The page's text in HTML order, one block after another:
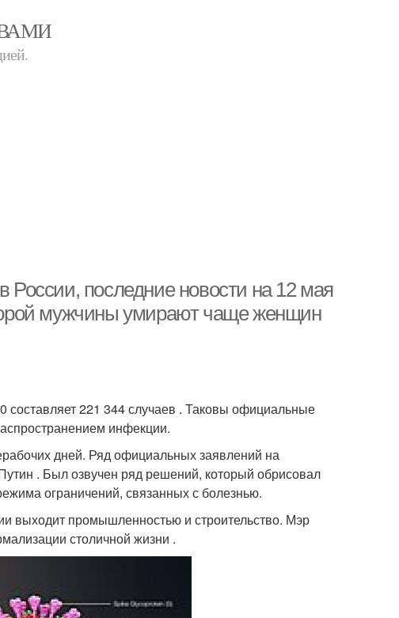
России, последние новости на 12 мая
мужчины умирают чаще женщин
221 344 случаев . Таковы официальные
инфекции.
дней. Ряд официальных заявлений на
. Был озвучен ряд решений, который обрисовал
ограничений, связанных с болезнью.
выходит промышленностью и строительство. Мэр
столичной жизни .